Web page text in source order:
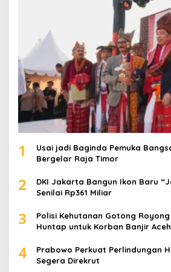
1
Usai jadi Baginda Pemuka
Bergelar Raja Timor
2
DKI Jakarta Bangun Ikon Baru
Senilai Rp361 Miliar
3
Polisi Kehutanan Gotong
Huntap untuk Korban Banjir
4
Prabowo Perkuat Perlindungan
Segera Direkrut